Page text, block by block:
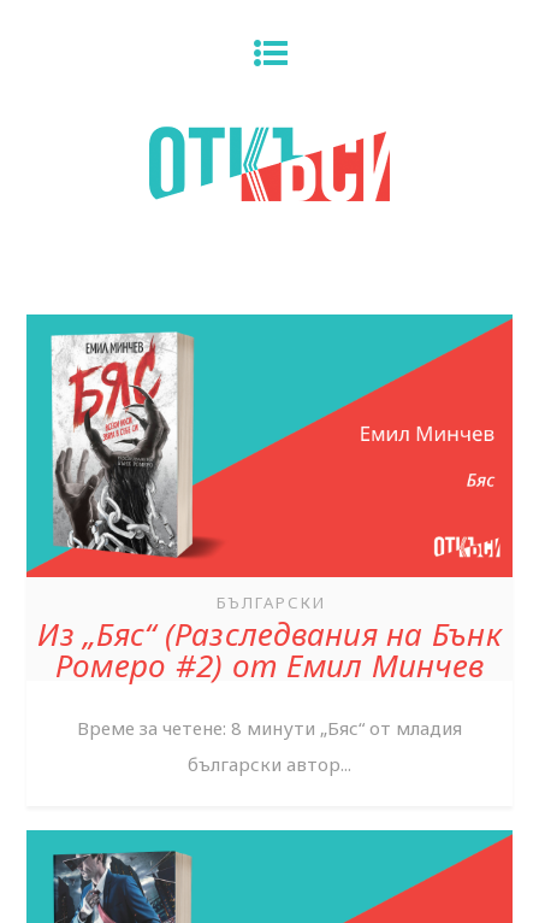
БЪЛГАРСКИ
Из „Бяс“ (Разследвания на Бънк
Ромеро #2) от Емил Минчев
Време за четене: 8 минути „Бяс“ от младия
български автор...